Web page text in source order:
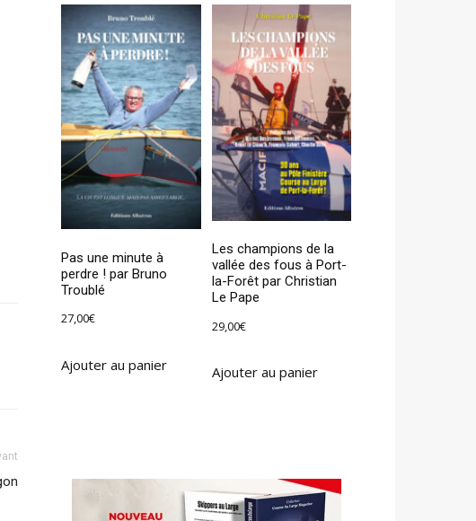
Pas une minute à
perdre ! par Bruno
Troublé
27,00€
Ajouter au panier
Les champions de la
vallée des fous à Port-
la-Forêt par Christian
Le Pape
29,00€
Ajouter au panier